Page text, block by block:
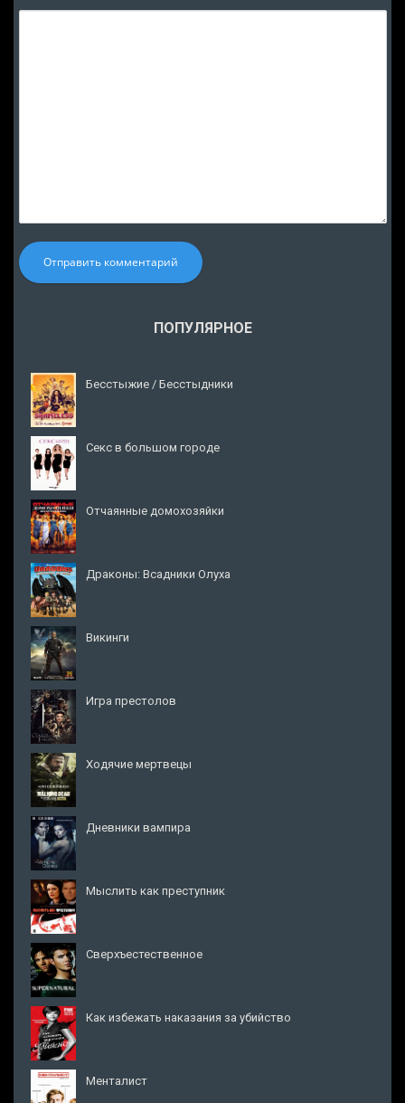
Отправить комментарий
ПОПУЛЯРНОЕ
Бесстыжие / Бесстыдники
Секс в большом городе
Отчаянные домохозяйки
Драконы: Всадники Олуха
Викинги
Игра престолов
Ходячие мертвецы
Дневники вампира
Мыслить как преступник
Сверхъестественное
Как избежать наказания за убийство
Менталист